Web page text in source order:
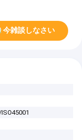
ナット突板とマ
今雑談しなさい